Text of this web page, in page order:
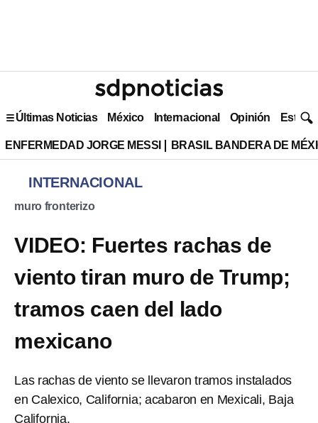
Últimas Noticias México Internacional Opinión Estilo
ENFERMEDAD JORGE MESSI BRASIL BANDERA DE
INTERNACIONAL
muro fronterizo
VIDEO: Fuertes rachas de
viento tiran muro de Trump;
tramos caen del lado
mexicano
Las rachas de viento se llevaron tramos instalados
en Calexico, California; acabaron en Mexicali, Baja
California.